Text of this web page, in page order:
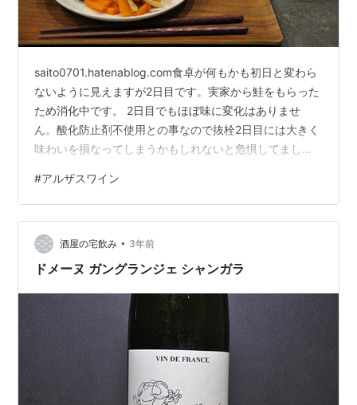
saito0701.hatenablog.com食卓が何もかも初日と変わら
ないように見えますが2日目です。実家から鮭をもらった
ため消化中です。 2日目でもほぼ味に変化はありませ
ん。酸化防止剤不使用との事なので抜栓2日目には大きく
味わいを損なってしまうかもしれないと危惧してました
産者がアルザスにいます。 ポール ジャングランジェ（ア
ルザス/エギスハイム村。輸入元：モトックス） ガングラ
ンジェ（アルザス/ファッヘンハイム村。輸入元：ヴァン
クール） 辿っていけばどこかで親戚なのかもしれません
が、ちょっと調べた程度では関係性は不明。 このシャン
#アルザスワイン
酒屋の宅飲み • 3年前
ドメーヌ ガングランジェ シャンガラ